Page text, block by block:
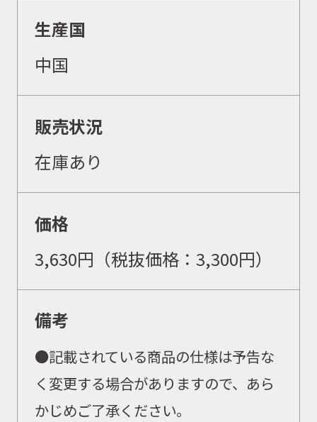
取扱商品
取扱ブランド
商品カタログ
取扱店舗
生産国
中国
販売状況
在庫あり
価格
3,630円（税抜価格： 3,300円）
備考
●記載されている商品の仕様は予告な
く変更する場合がありますので、あら
かじめご了承ください。